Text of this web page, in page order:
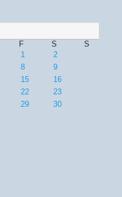
F S
S
1
2
8
9
15
16
22
23
29
30